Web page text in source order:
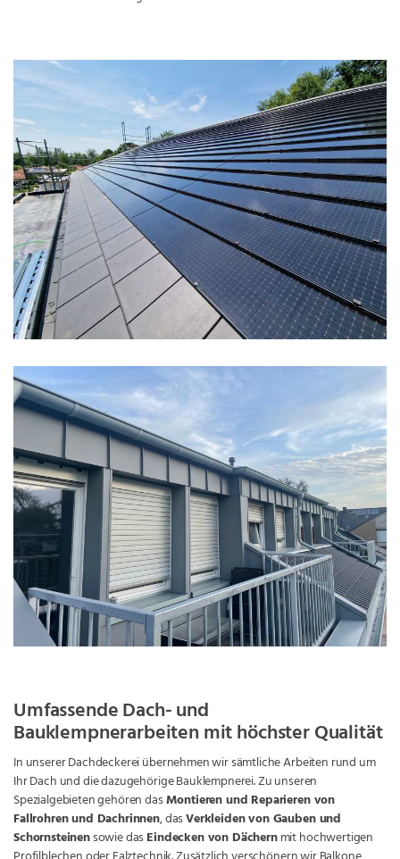
Umfassende Dach- und
Bauklempnerarbeiten mit höchster Qualität
In unserer Dachdeckerei übernehmen wir sämtliche Arbeiten rund um
Ihr Dach und die dazugehörige Bauklempnerei. Zu unseren
Spezialgebieten gehören dasMontieren und Reparieren von
Fallrohren und Dachrinnen, dasVerkleiden von Gauben und
Schornsteinensowie dasEindecken von Dächernmit hochwertigen